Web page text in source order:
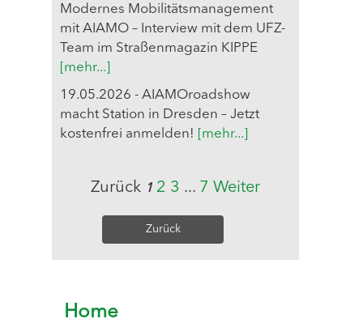
Modernes Mobilitätsmanagement
mit AIAMO – Interview mit dem UFZ-
Team im Straßenmagazin KIPPE
[mehr...]
19.05.2026 - AIAMOroadshow
macht Station in Dresden – Jetzt
kostenfrei anmelden!
[mehr...]
Zurück 1 2 3 ... 7 Weiter
Zurück
Home